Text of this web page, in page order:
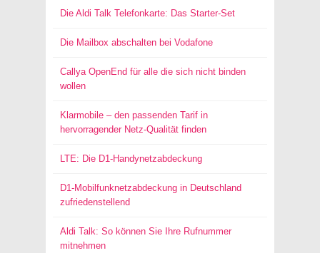
Die Aldi Talk Telefonkarte: Das Starter-Set
Die Mailbox abschalten bei Vodafone
Callya OpenEnd für alle die sich nicht binden
wollen
Klarmobile – den passenden Tarif in
hervorragender Netz-Qualität finden
LTE: Die D1-Handynetzabdeckung
D1-Mobilfunknetzabdeckung in Deutschland
zufriedenstellend
Aldi Talk: So können Sie Ihre Rufnummer
mitnehmen